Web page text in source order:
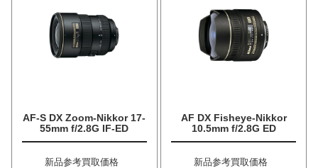
AF-S DX Zoom-Nikkor 17-
55mm f/2.8G IF-ED
新品参考買取価格
AF DX Fisheye-Nikkor
10.5mm f/2.8G ED
新品参考買取価格